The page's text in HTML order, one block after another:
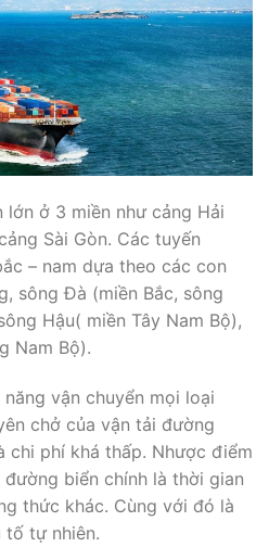
ở 3 miền như cảng Hải
Sài Gòn. Các tuyến
– nam dựa theo các con
sông Đà (miền Bắc, sông
Hậu( miền Tây Nam Bộ),
Nam Bộ).
vận chuyển mọi loại
chở của vận tải đường
chi phí khá thấp. Nhược điểm
biển chính là thời gian
thức khác. Cùng với đó là
tố tự nhiên.